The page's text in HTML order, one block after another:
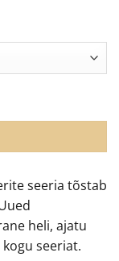
seeria tõstab
heli, ajatu
seeriat.
kogus